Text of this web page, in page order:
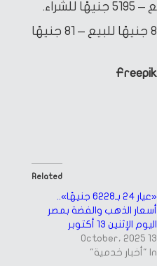
– سعر الفضة عيار 999: 84 جنيهًا للبيع – 81 جنيهًا
Related
«عيار 24 بـ6228 جنيهًا»..
أسعار الذهب والفضة بمصر
اليوم الإثنين 13 أكتوبر
13 October، 2025
In "أخبار خدمية"